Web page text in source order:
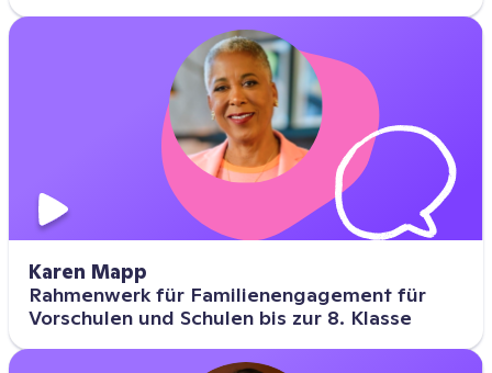
Karen Mapp
Rahmenwerk für Familienengagement für
Vorschulen und Schulen bis zur 8. Klasse